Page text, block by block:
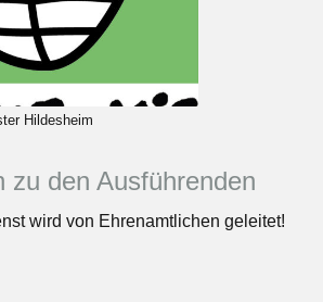
Hildesheim
zu den Ausführenden
wird von Ehrenamtlichen geleitet!